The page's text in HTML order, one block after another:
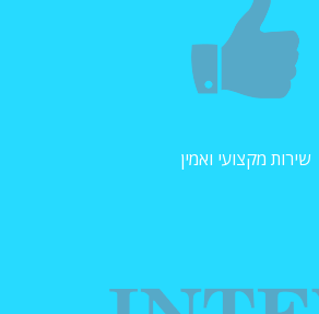
שירות מקצועי ואמין